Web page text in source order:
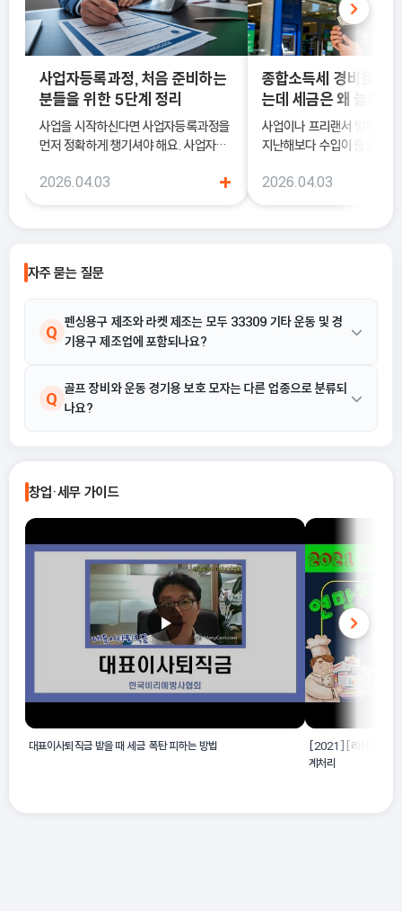
사업자등록과정, 처음 준비하는
분들을 위한 5단계 정리
사업을 시작하신다면 사업자등록과정을
먼저 정확하게 챙기셔야 해요. 사업자등
국세청에 정식으로 사업을 시작한다고
2026.04.03 +
종합소득세 경비율, 수
는데 세금은 왜 늘어날
사업이나 프리랜서 일을 하
지난해보다 수입이 줄었는
더 늘어난 것처럼 느껴질 때
2026.04.03
자주 묻는 질문
Q
펜싱용구 제조와 라켓 제조는 모두 33309 기타 운동 및 경
기용구 제조업에 포함되나요?
A 네, 포함됩니다. 산업 해설 및 활동 예시에 따르면 펜싱용구 제조, 라
켓 제조, 탁구용 기구 제조, 공 제조(각종 경기용) 등은 모두
Q
골프 장비와 운동 경기용 보호 모자는 다른 업종으로 분류되
나요?
경기용구 제조업에 포함되는 활동입니다.
창업·세무 가이드
대표이사퇴직금 받을 때 세금 폭탄 피하는 방법
[2021][레시피3][연
계처리